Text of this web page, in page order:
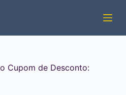
Cupom de Desconto: